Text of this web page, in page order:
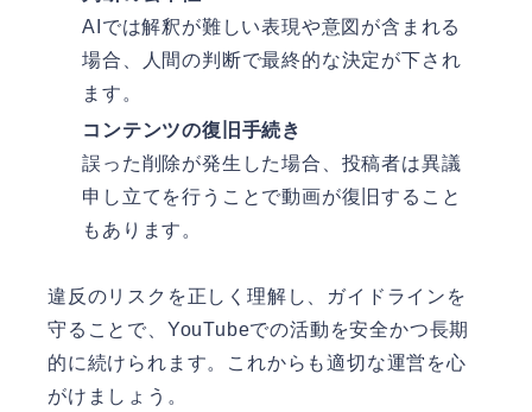
AIでは解釈が難しい表現や意図が含まれる
場合、人間の判断で最終的な決定が下され
ます。
コンテンツの復旧手続き
誤った削除が発生した場合、投稿者は異議
申し立てを行うことで動画が復旧すること
もあります。
違反のリスクを正しく理解し、ガイドラインを
守ることで、YouTubeでの活動を安全かつ長期
的に続けられます。これからも適切な運営を心
がけましょう。